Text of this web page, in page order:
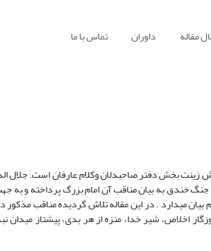
مقاله داوران تماس با ما
زینت بخش دفتر صاحبدلان وکلام عارفان است. جلال
خندق به بیان مناقب آن امام بزرگ پرداخته و به
میدارد . در این مقاله تلاش گردیده مناقب مذکور
اخلاص، شیر خدا، منزه از هر بدی، پیشتاز میدان